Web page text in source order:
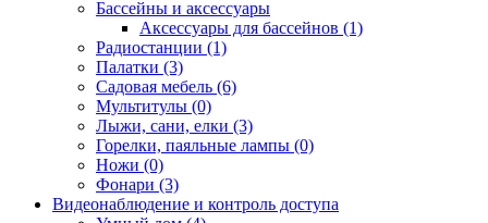
Бассейны и аксессуары
Аксессуары для бассейнов (1)
Радиостанции (1)
Палатки (3)
Садовая мебель (6)
Мультитулы (0)
Лыжи, сани, елки (3)
Горелки, паяльные лампы (0)
Ножи (0)
Фонари (3)
Видеонаблюдение и контроль доступа